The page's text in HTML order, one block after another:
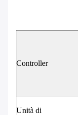
Controller
Unità di